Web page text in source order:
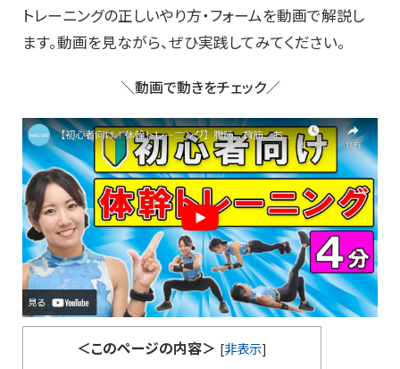
トレーニングの正しいやり方・フォームを動画で解説し
ます。動画を見ながら、ぜひ実践してみてください。
＼動画で動きをチェック／
＜このページの内容＞ [非表示]